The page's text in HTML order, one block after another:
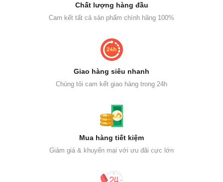
Chất lượng hàng đầu
Cam kết tất cả sản phẩm chính hãng 100%
Giao hàng siêu nhanh
Chúng tôi cam kết giao hàng trong 24h
Mua hàng tiết kiệm
Giảm giá & khuyến mại với ưu đãi cực lớn